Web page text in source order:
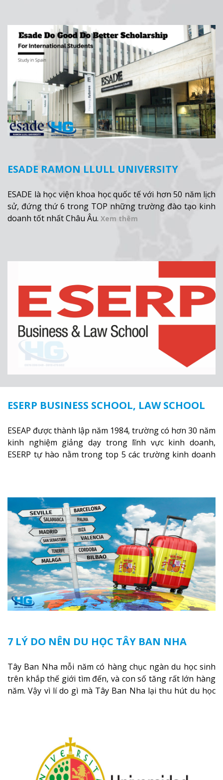
ESADE RAMON LLULL UNIVERSITY
ESADE là học viện khoa học quốc tế với hơn 50 năm lịch
sử, đứng thứ 6 trong TOP những trường đào tạo kinh
doanh tốt nhất Châu Âu. Xem thêm
ESERP BUSINESS SCHOOL, LAW SCHOOL
ESEAP được thành lập năm 1984, trường có hơn 30 năm
kinh nghiệm giảng dạy trong lĩnh vực kinh doanh,
ESERP tự hào nằm trong top 5 các trường kinh doanh
7 LÝ DO NÊN DU HỌC TÂY BAN NHA
Tây Ban Nha mỗi năm có hàng chục ngàn du học sinh
trên khắp thế giới tìm đến, và con số tăng rất lớn hàng
năm. Vậy vì lí do gì mà Tây Ban Nha lại thu hút du học